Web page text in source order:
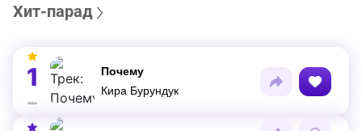
Хит-парад
1
Почему
Кира Бурундук